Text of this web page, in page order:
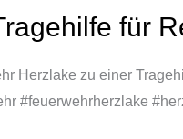
für
Herzlake zu einer
#feuerwehrherzlake